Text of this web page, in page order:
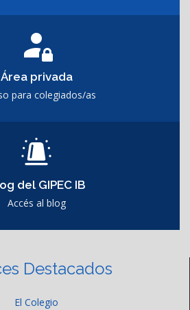
Área privada
para colegiados/as
del GIPEC IB
Accés al blog
Destacados
El Colegio